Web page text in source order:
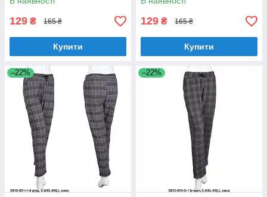
129 ₴ 165 ₴
Купити
129 ₴ 165 ₴
Купити
–22% –22%